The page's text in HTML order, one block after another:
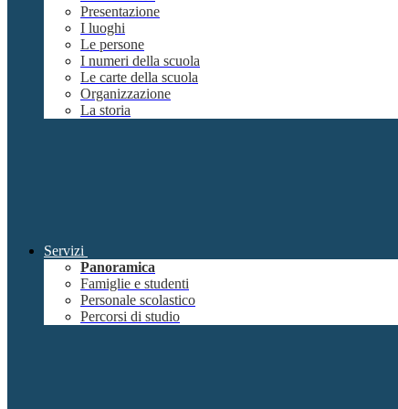
Presentazione
I luoghi
Le persone
I numeri della scuola
Le carte della scuola
Organizzazione
La storia
Servizi
Panoramica
Famiglie e studenti
Personale scolastico
Percorsi di studio